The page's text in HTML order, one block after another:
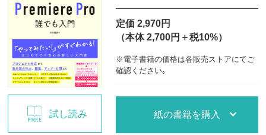
試し読み
定価 2,970円
（本体 2,700円＋税10%）
※電子書籍の価格は各販売ストアにてご
確認ください｡
紙の書籍を購入